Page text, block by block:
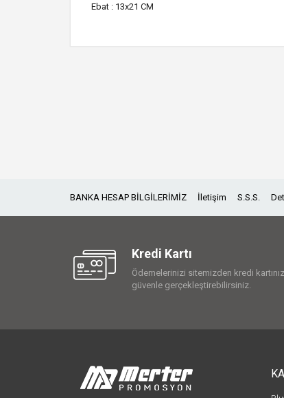
Ebat : 13x21 CM
BANKA HESAP BİLGİLERİMİZ İletişim S.S.S.
Kredi Kartı
Ödemelerinizi sitemizden kredi
güvenle gerçekleştirebilirsiniz.